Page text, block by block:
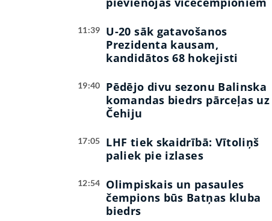
11:39
U-20 sāk gatavošanos
Prezidenta kausam,
kandidātos 68 hokejisti
19:40
Pēdējo divu sezonu Balinska
komandas biedrs pārceļas uz
Čehiju
17:05
LHF tiek skaidrībā: Vītoliņš
paliek pie izlases
12:54
Olimpiskais un pasaules
čempions būs Batņas kluba
biedrs